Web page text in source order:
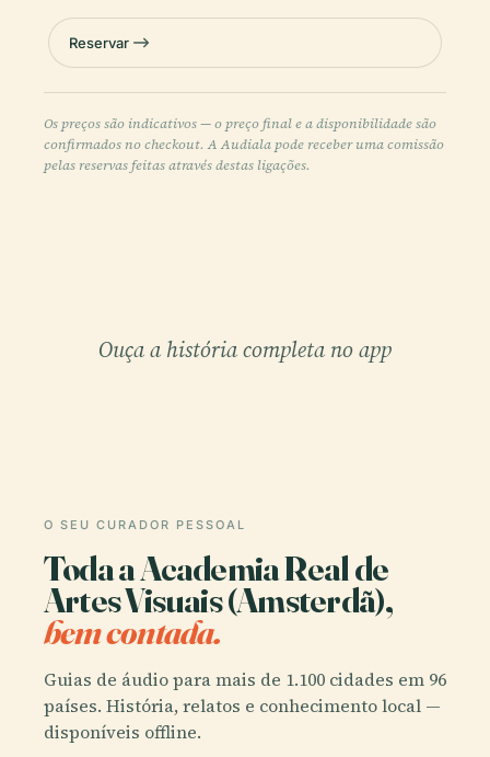
Reservar
Os preços são indicativos — o preço final e a disponibilidade são
confirmados no checkout. A Audiala pode receber uma comissão
pelas reservas feitas através destas ligações.
Ouça a história completa no app
O SEU CURADOR PESSOAL
Toda a Academia Real de
Artes Visuais (Amsterdã),
bem contada.
Guias de áudio para mais de 1.100 cidades em 96
países. História, relatos e conhecimento local —
disponíveis offline.